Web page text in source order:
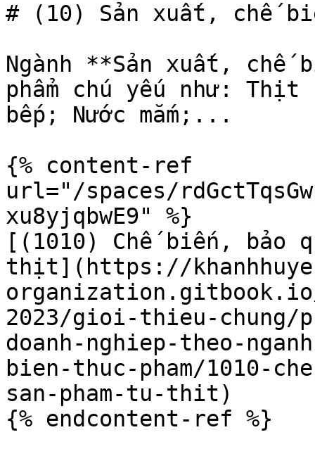
# (10) Sản xuất, chế
Ngành **Sản xuất, chế
phẩm chú yếu như:
bếp; Nước mắm;...
{% content-ref
url="/spaces/
xu8yjqbwE9" %}
[(1010) Chế biến, bảo
thịt](https://
2023/gioi-thieu-chung/
doanh-nghiep-theo-
bien-thuc-pham/1010-
san-pham-tu-thit)
{% endcontent-ref %}